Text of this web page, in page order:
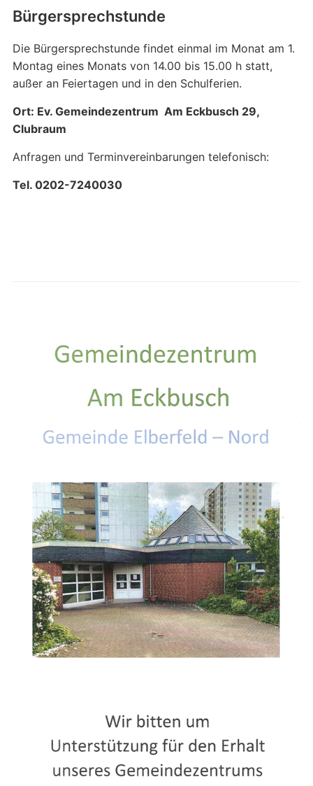
Bürgersprechstunde
Die Bürgersprechstunde findet einmal im Monat am 1.
Montag eines Monats von 14.00 bis 15.00 h statt,
außer an Feiertagen und in den Schulferien.
Ort: Ev. Gemeindezentrum Am Eckbusch 29,
Clubraum
Anfragen und Terminvereinbarungen telefonisch:
Tel. 0202-7240030